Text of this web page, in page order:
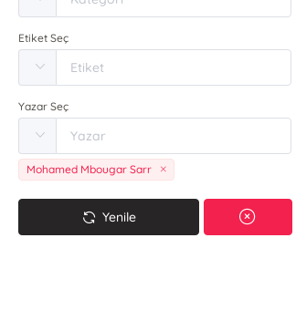
Etiket Seç
Yazar Seç
Mohamed Mbougar Sarr
Yenile